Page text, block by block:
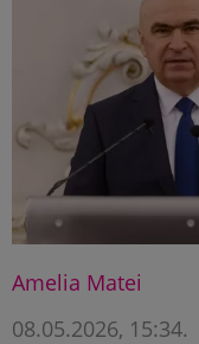
Amelia Matei
08.05.2026, 15:34.